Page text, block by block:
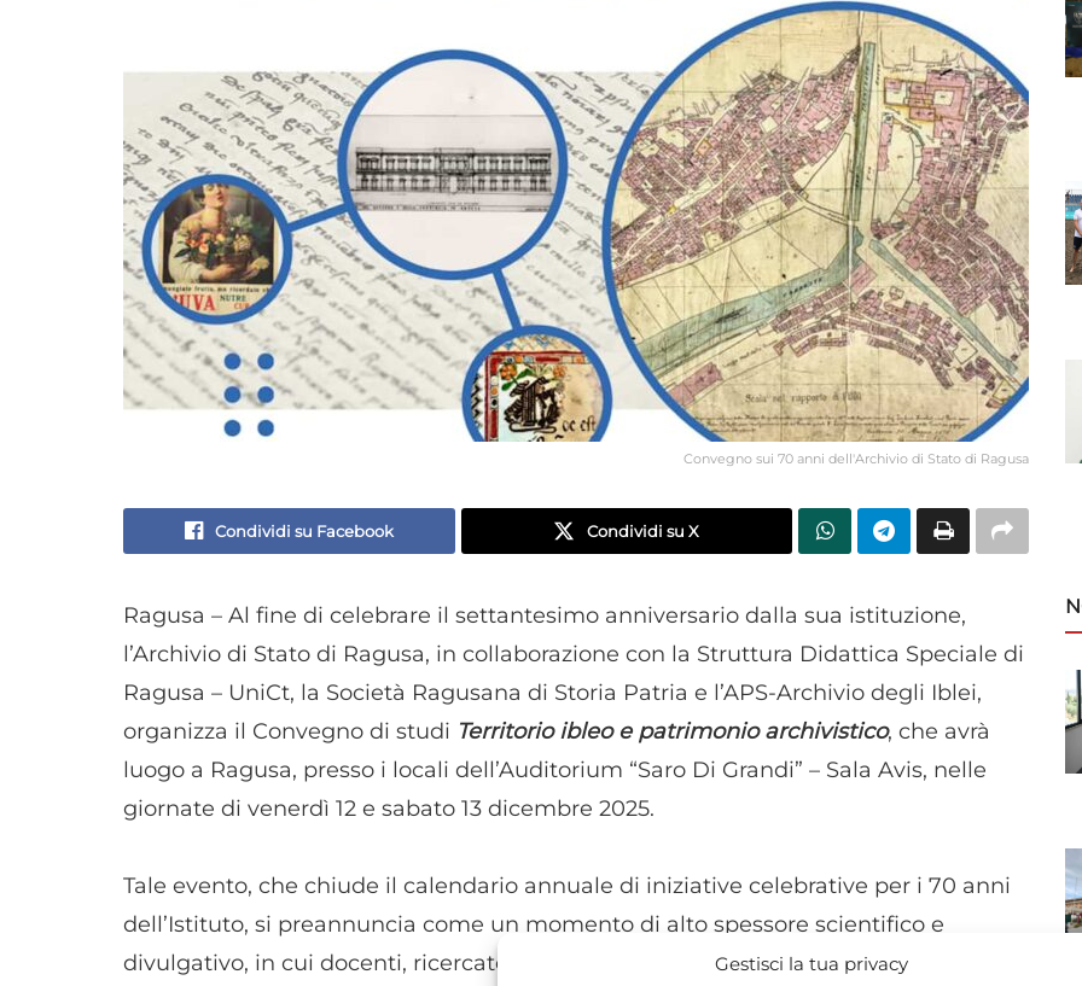
Gestisci la tua privacy
Convegno sui 70 anni dell'Archivio di Stato di Ragusa
Condividi su Facebook Condividi su X
Ragusa – Al fine di celebrare il settantesimo anniversario dalla sua istituzione,
l’Archivio di Stato di Ragusa, in collaborazione con la Struttura Didattica Speciale di
Ragusa – UniCt, la Società Ragusana di Storia Patria e l’APS-Archivio degli Iblei,
organizza il Convegno di studi Territorio ibleo e patrimonio archivistico, che avrà
luogo a Ragusa, presso i locali dell’Auditorium “Saro Di Grandi” – Sala Avis, nelle
giornate di venerdì 12 e sabato 13 dicembre 2025.
Tale evento, che chiude il calendario annuale di iniziative celebrative per i 70 anni
dell’Istituto, si preannuncia come un momento di alto spessore scientifico e
divulgativo, in cui docenti, ricercatori e studiosi provenienti da tutta Italia